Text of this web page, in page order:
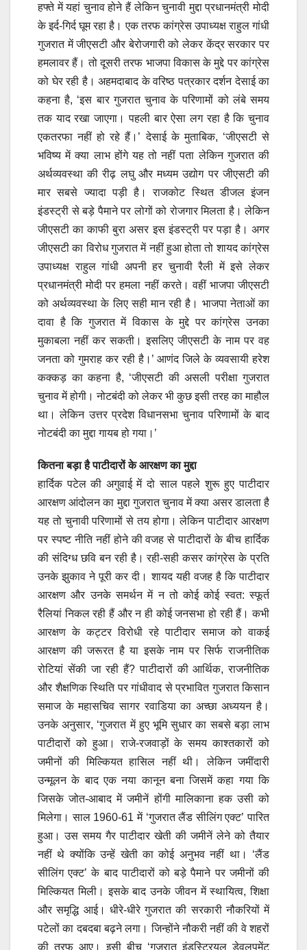
हफ्ते में यहां चुनाव होने हैं लेकिन चुनावी मुद्दा प्रधानमंत्री मोदी
के इर्द-गिर्द घूम रहा है। एक तरफ कांग्रेस उपाध्यक्ष राहुल गांधी
गुजरात में जीएसटी और बेरोजगारी को लेकर केंद्र सरकार पर
हमलावर हैं। तो दूसरी तरफ भाजपा विकास के मुद्दे पर कांग्रेस
को घेर रही है। अहमदाबाद के वरिष्ठ पत्रकार दर्शन देसाई का
कहना है, ‘इस बार गुजरात चुनाव के परिणामों को लंबे समय
तक याद रखा जाएगा। पहली बार ऐसा लग रहा है कि चुनाव
एकतरफा नहीं हो रहे हैं।’ देसाई के मुताबिक, ‘जीएसटी से
भविष्य में क्या लाभ होंगे यह तो नहीं पता लेकिन गुजरात की
अर्थव्यवस्था की रीढ़ लघु और मध्यम उद्योग पर जीएसटी की
मार सबसे ज्यादा पड़ी है। राजकोट स्थित डीजल इंजन
इंडस्ट्री से बड़े पैमाने पर लोगों को रोजगार मिलता है। लेकिन
जीएसटी का काफी बुरा असर इस इंडस्ट्री पर पड़ा है। अगर
जीएसटी का विरोध गुजरात में नहीं हुआ होता तो शायद कांग्रेस
उपाध्यक्ष राहुल गांधी अपनी हर चुनावी रैली में इसे लेकर
प्रधानमंत्री मोदी पर हमला नहीं करते। वहीं भाजपा जीएसटी
को अर्थव्यवस्था के लिए सही मान रही है। भाजपा नेताओं का
दावा है कि गुजरात में विकास के मुद्दे पर कांग्रेस उनका
मुकाबला नहीं कर सकती। इसलिए जीएसटी के नाम पर वह
जनता को गुमराह कर रही है।’ आणंद जिले के व्यवसायी हरेश
कक्कड़ का कहना है, ‘जीएसटी की असली परीक्षा गुजरात
चुनाव में होगी। नोटबंदी को लेकर भी कुछ इसी तरह का माहौल
था। लेकिन उत्तर प्रदेश विधानसभा चुनाव परिणामों के बाद
नोटबंदी का मुद्दा गायब हो गया।’
कितना बड़ा है पाटीदारों के आरक्षण का मुद्दा
हार्दिक पटेल की अगुवाई में दो साल पहले शुरू हुए पाटीदार
आरक्षण आंदोलन का मुद्दा गुजरात चुनाव में क्या असर डालता है
यह तो चुनावी परिणामों से तय होगा। लेकिन पाटीदार आरक्षण
पर स्पष्ट नीति नहीं होने की वजह से पाटीदारों के बीच हार्दिक
की संदिग्ध छवि बन रही है। रही-सही कसर कांग्रेस के प्रति
उनके झुकाव ने पूरी कर दी। शायद यही वजह है कि पाटीदार
आरक्षण और उनके समर्थन में न तो कोई कोई स्वत: स्फूर्त
रैलियां निकल रही हैं और न ही कोई जनसभा हो रही हैं। कभी
आरक्षण के कट्टर विरोधी रहे पाटीदार समाज को वाकई
आरक्षण की जरूरत है या इसके नाम पर सिर्फ राजनीतिक
रोटियां सेंकी जा रही हैं? पाटीदारों की आर्थिक, राजनीतिक
और शैक्षणिक स्थिति पर गांधीवाद से प्रभावित गुजरात किसान
समाज के महासचिव सागर रवाडिया का अच्छा अध्ययन है।
उनके अनुसार, ‘गुजरात में हुए भूमि सुधार का सबसे बड़ा लाभ
पाटीदारों को हुआ। राजे-रजवाड़ों के समय काश्तकारों को
जमीनों की मिल्कियत हासिल नहीं थी। लेकिन जमींदारी
उन्मूलन के बाद एक नया कानून बना जिसमें कहा गया कि
जिसके जोत-आबाद में जमीनें होंगी मालिकाना हक उसी को
मिलेगा। साल 1960-61 में ‘गुजरात लैंड सीलिंग एक्ट’ पारित
हुआ। उस समय गैर पाटीदार खेती की जमीनें लेने को तैयार
नहीं थे क्योंकि उन्हें खेती का कोई अनुभव नहीं था। ‘लैंड
सीलिंग एक्ट’ के बाद पाटीदारों को बड़े पैमाने पर जमीनों की
मिल्कियत मिली। इसके बाद उनके जीवन में स्थायित्व, शिक्षा
और समृद्धि आई। धीरे-धीरे गुजरात की सरकारी नौकरियों में
पटेलों का दबदबा बढ़ने लगा। जिन्होंने नौकरी नहीं की वे शहरों
की तरफ आए। इसी बीच ‘गुजरात इंडस्ट्रियल डेवलपमेंट